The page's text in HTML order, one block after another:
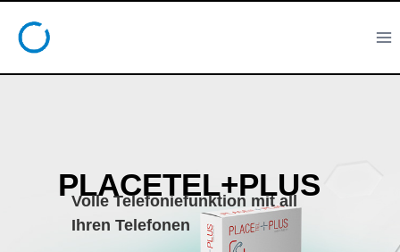
PLACETEL+PLUS
Volle Telefoniefunktion mit all
Ihren Telefonen